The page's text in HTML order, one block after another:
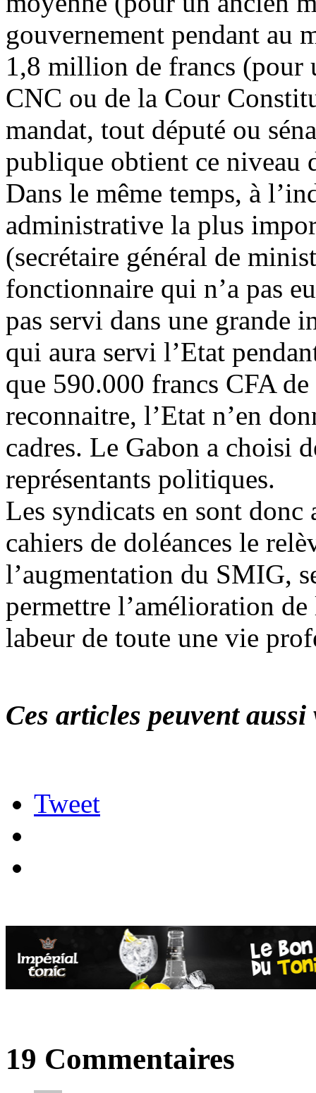
gouvernement pendant au
1,8 million de francs (pour
CNC ou de la Cour
mandat, tout député ou
publique obtient ce niveau
Dans le même temps, à
administrative la plus
(secrétaire général de
fonctionnaire qui n’a pas
pas servi dans une grande
qui aura servi l’Etat
que 590.000 francs CFA
reconnaitre, l’Etat n’en
cadres. Le Gabon a choisi
représentants politiques.
Les syndicats en sont donc
cahiers de doléances le
l’augmentation du SMIG,
permettre l’amélioration
labeur de toute une vie
Ces articles peuvent
Tweet
19 Commentaires